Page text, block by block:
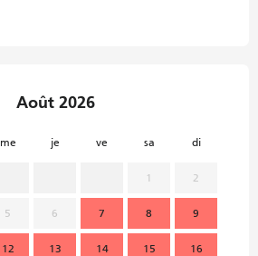
Août 2026
me je ve sa di
1 2
5 6 7 8 9
12 13 14 15 16